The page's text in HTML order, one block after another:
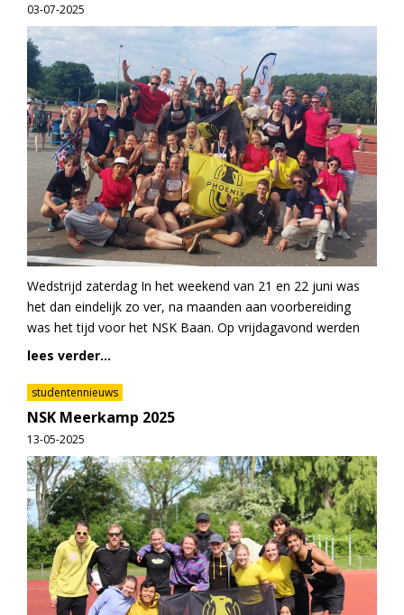
03-07-2025
Wedstrijd zaterdag In het weekend van 21 en 22 juni was
het dan eindelijk zo ver, na maanden aan voorbereiding
was het tijd voor het NSK Baan. Op vrijdagavond werden
lees verder...
studentennieuws
NSK Meerkamp 2025
13-05-2025